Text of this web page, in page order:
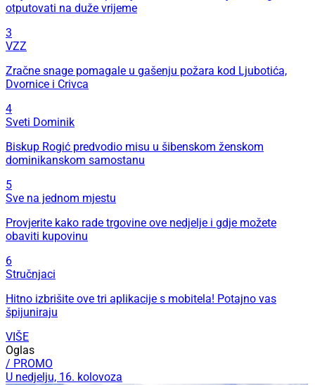
otputovati na duže vrijeme
3
VZZ
Zračne snage pomagale u gašenju požara kod Ljubotića,
Dvornice i Crivca
4
Sveti Dominik
Biskup Rogić predvodio misu u šibenskom ženskom
dominikanskom samostanu
5
Sve na jednom mjestu
Provjerite kako rade trgovine ove nedjelje i gdje možete
obaviti kupovinu
6
Stručnjaci
Hitno izbrišite ove tri aplikacije s mobitela! Potajno vas
špijuniraju
VIŠE
Oglas
/ PROMO
U nedjelju, 16. kolovoza